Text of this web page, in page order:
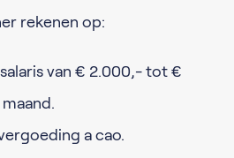
rekenen op:
van € 2.000,- tot €
a cao.